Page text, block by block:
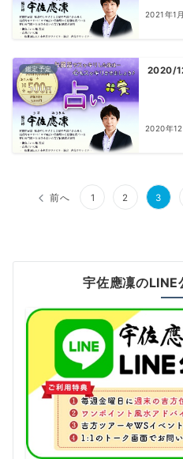
2021年1
鑑定予定
2020/
2020年
前へ 1 2 3
宇佐應凜のLINE